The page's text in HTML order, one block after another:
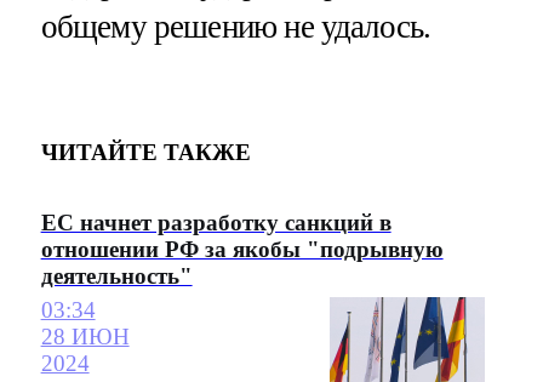
общему решению не удалось.
ЧИТАЙТЕ ТАКЖЕ
ЕС начнет разработку санкций в
отношении РФ за якобы "подрывную
деятельность"
03:34
28 ИЮН
2024